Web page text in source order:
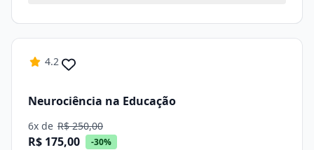
4.2
Neurociência na Educação
6x de R$ 250,00
R$ 175,00 -30%